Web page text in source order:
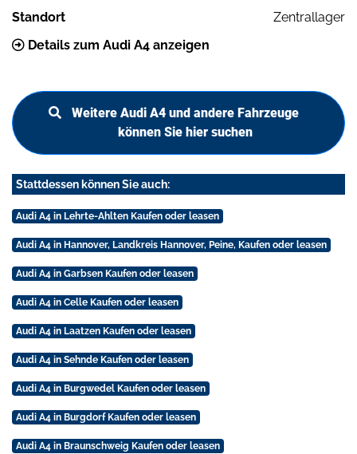
Standort
Zentrallager
Details zum Audi A4 anzeigen
Weitere Audi A4 und andere Fahrzeuge
können Sie hier suchen
Stattdessen können Sie auch:
Audi A4 in Lehrte-Ahlten Kaufen oder leasen
Audi A4 in Hannover, Landkreis Hannover, Peine, Kaufen oder leasen
Audi A4 in Garbsen Kaufen oder leasen
Audi A4 in Celle Kaufen oder leasen
Audi A4 in Laatzen Kaufen oder leasen
Audi A4 in Sehnde Kaufen oder leasen
Audi A4 in Burgwedel Kaufen oder leasen
Audi A4 in Burgdorf Kaufen oder leasen
Audi A4 in Braunschweig Kaufen oder leasen